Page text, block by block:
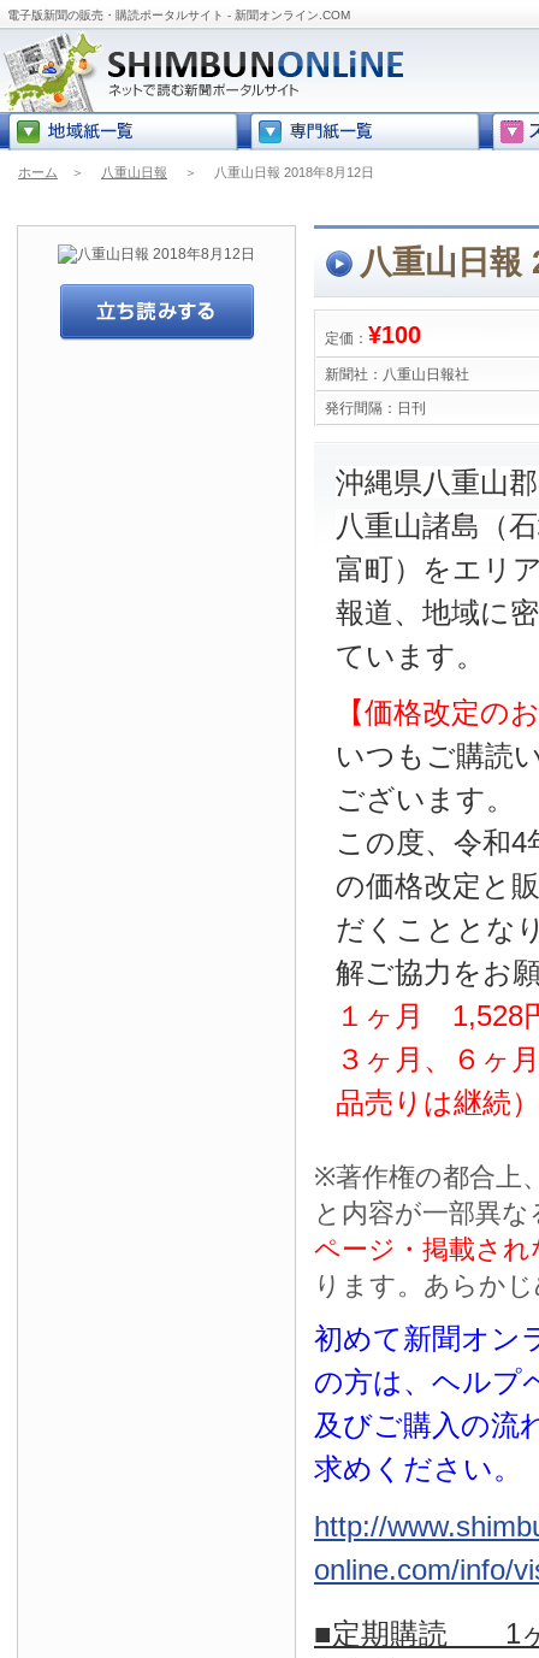
電子版新聞の販売・購読ポータルサイト - 新聞オンライン.COM
ホーム ＞ 八重山日報 ＞ 八重山日報 2018年8月12日
八重山日報
定価： ¥100
新聞社： 八重山日報社
発行間隔： 日刊
沖縄県八重山
八重山諸島（
富町）をエリ
報道、地域に
ています。
【価格改定の
いつもご購読
ございます。
この度、令和4
の価格改定と
だくこととな
解ご協力をお
１ヶ月 1,528
３ヶ月、６ヶ
品売りは継続）
※著作権の都合上
と内容が一部異な
ページ・掲載され
ります。あらか
初めて新聞オン
の方は、ヘルプ
及びご購入の流
求めください。
http://
online.com/info/
■定期購読 1ヶ